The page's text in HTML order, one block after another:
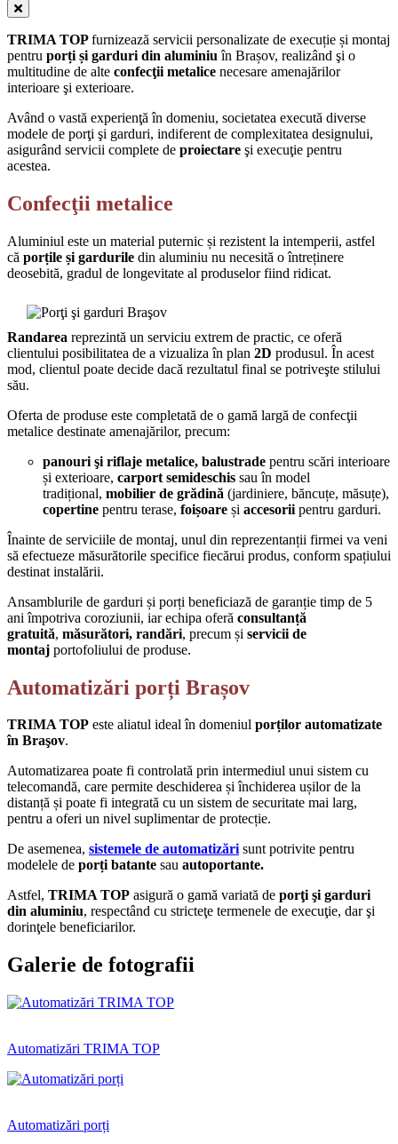
TRIMA TOPfurnizează servicii personalizate de execuție și montaj
pentru porți și garduri din aluminiuîn Brașov, realizând şi o
multitudine de alte confecţii metalice necesare amenajărilor
interioare şi exterioare.
Având o vastă experienţă în domeniu, societatea execută diverse
modele de porţi şi garduri, indiferent de complexitatea designului,
asigurând servicii complete de proiectare şi execuţie pentru
acestea.
Confecţii metalice
Aluminiul este un material puternic și rezistent la intemperii, astfel
că porțile și gardurile din aluminiu nu necesită o întreținere
deosebită, gradul de longevitate al produselor fiind ridicat.
Randarea reprezintă un serviciu extrem de practic, ce oferă
clientului posibilitatea de a vizualiza în plan 2D produsul. În acest
mod, clientul poate decide dacă rezultatul final se potriveşte stilului
său.
Oferta de produse este completată de o gamă largă de confecţii
metalice destinate amenajărilor, precum:
panouri şi riflaje metalice, balustrade pentru scări interioare
și exterioare, carport semideschis sau în model
tradițional, mobilier de grădină (jardiniere, băncuțe, măsuțe),
copertine pentru terase, foișoare și accesorii pentru garduri.
Înainte de serviciile de montaj, unul din reprezentanții firmei va veni
să efectueze măsurătorile specifice fiecărui produs, conform spațiului
destinat instalării.
Ansamblurile de garduri și porți beneficiază de garanție timp de 5
ani împotriva coroziunii, iar echipa oferă consultanță
gratuită, măsurători, randări, precum și servicii de
montaj portofoliului de produse.
Automatizări porți Brașov
TRIMA TOP este aliatul ideal în domeniul porților automatizate
în Braşov.
Automatizarea poate fi controlată prin intermediul unui sistem cu
telecomandă, care permite deschiderea și închiderea ușilor de la
distanță și poate fi integrată cu un sistem de securitate mai larg,
pentru a oferi un nivel suplimentar de protecție.
De asemenea, sistemele de automatizări sunt potrivite pentru
modelele de porți batante sau autoportante.
Astfel, TRIMA TOP asigură o gamă variată de porţi şi garduri
din aluminiu, respectând cu stricteţe termenele de execuţie, dar şi
dorinţele beneficiarilor.
Galerie de fotografii
Automatizări TRIMA TOP
Automatizări porți